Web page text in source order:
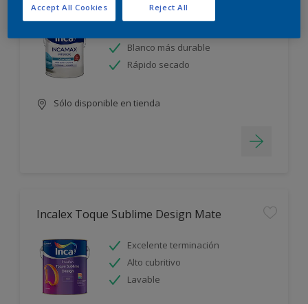
Blanco más durable
Rápido secado
Sólo disponible en tienda
Incalex Toque Sublime Design Mate
Excelente terminación
Alto cubritivo
Lavable
Reject All
Accept All Cookies